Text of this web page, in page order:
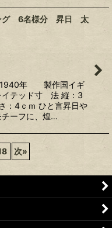
グ 6名様分 昇日 太
年 製作国イギ
テッド寸 法 縦：3
：4ｃｍ ひと言昇日や
チーフに、煌…
次»